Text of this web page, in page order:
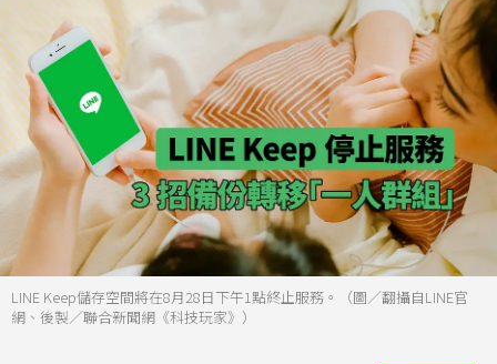
LINE Keep儲存空間將在8月28日下午1點終止服務。（圖／翻攝自LINE官
網、後製／聯合新聞網《科技玩家》）